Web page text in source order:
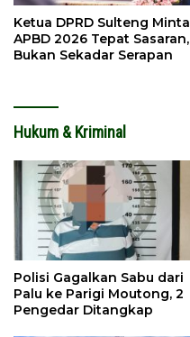
Ketua DPRD Sulteng Minta
APBD 2026 Tepat Sasaran,
Bukan Sekadar Serapan
Hukum & Kriminal
Polisi Gagalkan Sabu dari
Palu ke Parigi Moutong, 2
Pengedar Ditangkap